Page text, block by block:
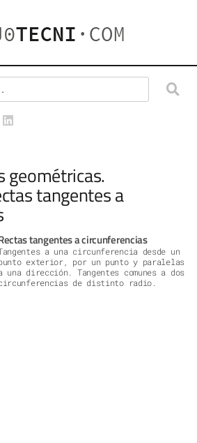
geométricas.
tangentes a
tangentes a circunferencias
a una circunferencia desde un
exterior, por un punto y paralelas
una dirección. Tangentes comunes a dos
de distinto radio.